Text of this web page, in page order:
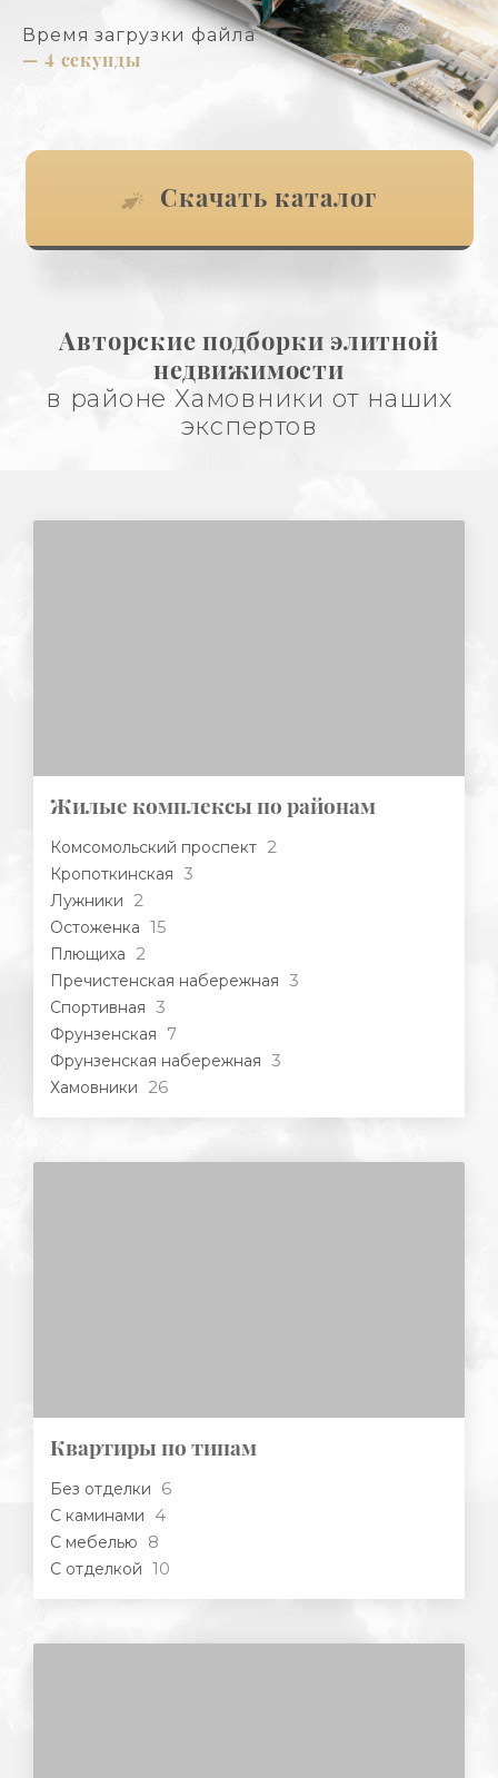
Время загрузки файла
— 4 секунды
Скачать каталог
Авторские подборки элитной
недвижимости
в районе Хамовники от наших
экспертов
Жилые комплексы по районам
Комсомольский проспект 2
Кропоткинская 3
Лужники 2
Остоженка 15
Плющиха 2
Пречистенская набережная 3
Спортивная 3
Фрунзенская 7
Фрунзенская набережная 3
Хамовники 26
Квартиры по типам
Без отделки 6
С каминами 4
С мебелью 8
С отделкой 10